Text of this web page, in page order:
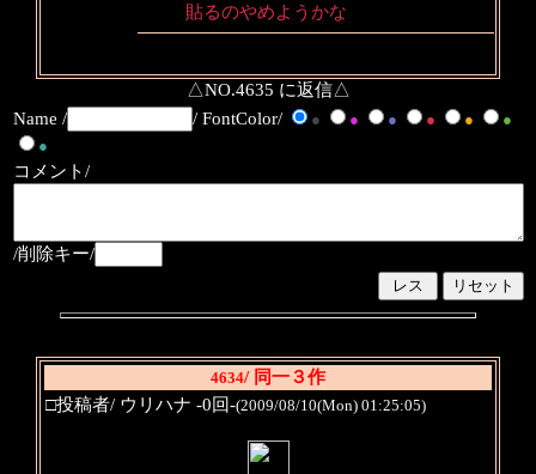
貼るのやめようかな
△NO.4635 に返信△
Name /
/ FontColor/ ● ● ● ● ●
●
●
コメント/
/削除キー/
4634/ 同一３作
□投稿者/ ウリハナ -0回-(2009/08/10(Mon) 01:25:05)